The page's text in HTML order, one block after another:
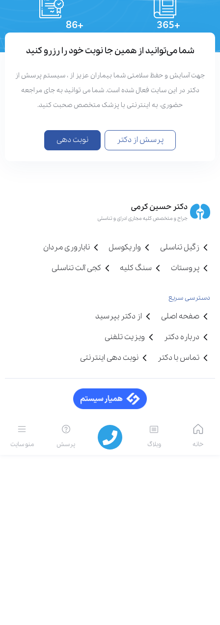
+365
+86
شما می‌توانید از همین جا نوبت خود را رزرو کنید
جهت آسایش و حفظ سلامتی شما بیماران عزیز از ، سیستم پرسش از
دکتر در این سایت فعال شده است. شما می توانید به جای مراجعه
حضوری، به اینترنتی با پزشک متخصص صحبت کنید.
پرسش از دکتر نوبت دهی
زگیل تناسلی واریکوسل
ناباروری مردان
پروستات
سنگ کلیه کجی آلت تناسلی
دسترسی سریع
صفحه اصلی
از دکتر بپرسید
درباره دکتر
ویزیت تلفنی
تماس با دکتر
نوبت دهی اینترنتی
خانه وبلاگ پرسش منو سایت